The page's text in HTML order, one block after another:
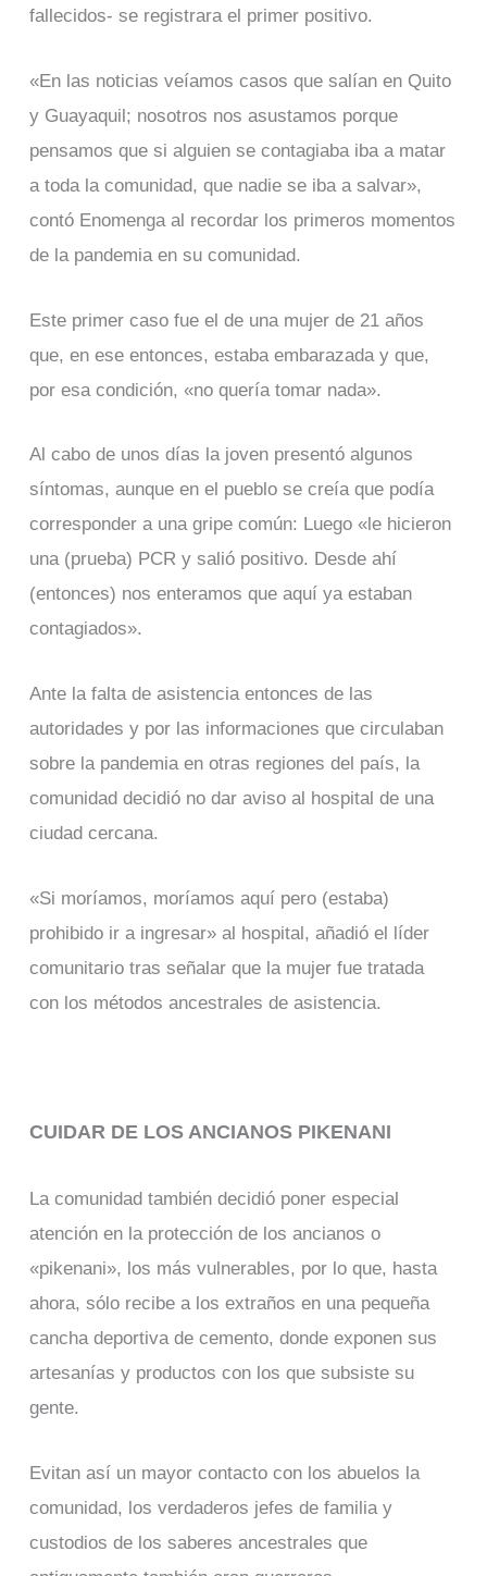
fallecidos- se registrara el primer positivo.
«En las noticias veíamos casos que salían en Quito
y Guayaquil; nosotros nos asustamos porque
pensamos que si alguien se contagiaba iba a matar
a toda la comunidad, que nadie se iba a salvar»,
contó Enomenga al recordar los primeros momentos
de la pandemia en su comunidad.
Este primer caso fue el de una mujer de 21 años
que, en ese entonces, estaba embarazada y que,
por esa condición, «no quería tomar nada».
Al cabo de unos días la joven presentó algunos
síntomas, aunque en el pueblo se creía que podía
corresponder a una gripe común: Luego «le hicieron
una (prueba) PCR y salió positivo. Desde ahí
(entonces) nos enteramos que aquí ya estaban
contagiados».
Ante la falta de asistencia entonces de las
autoridades y por las informaciones que circulaban
sobre la pandemia en otras regiones del país, la
comunidad decidió no dar aviso al hospital de una
ciudad cercana.
«Si moríamos, moríamos aquí pero (estaba)
prohibido ir a ingresar» al hospital, añadió el líder
comunitario tras señalar que la mujer fue tratada
con los métodos ancestrales de asistencia.
CUIDAR DE LOS ANCIANOS PIKENANI
La comunidad también decidió poner especial
atención en la protección de los ancianos o
«pikenani», los más vulnerables, por lo que, hasta
ahora, sólo recibe a los extraños en una pequeña
cancha deportiva de cemento, donde exponen sus
artesanías y productos con los que subsiste su
gente.
Evitan así un mayor contacto con los abuelos la
comunidad, los verdaderos jefes de familia y
custodios de los saberes ancestrales que